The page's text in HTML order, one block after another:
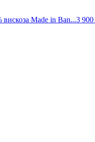
Made in Ban...3 900